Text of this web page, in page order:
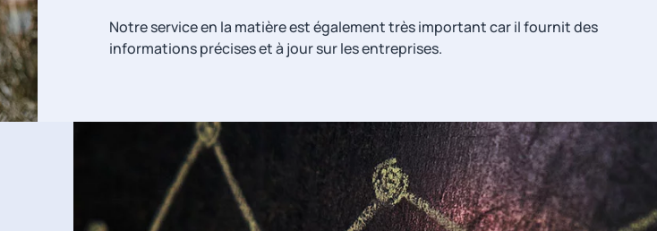
Notre service en la matière est également très important car il fournit des
informations précises et à jour sur les entreprises.